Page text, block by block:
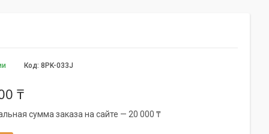
Код: 8PK-033J
₸
сумма заказа на сайте — 20 000 ₸